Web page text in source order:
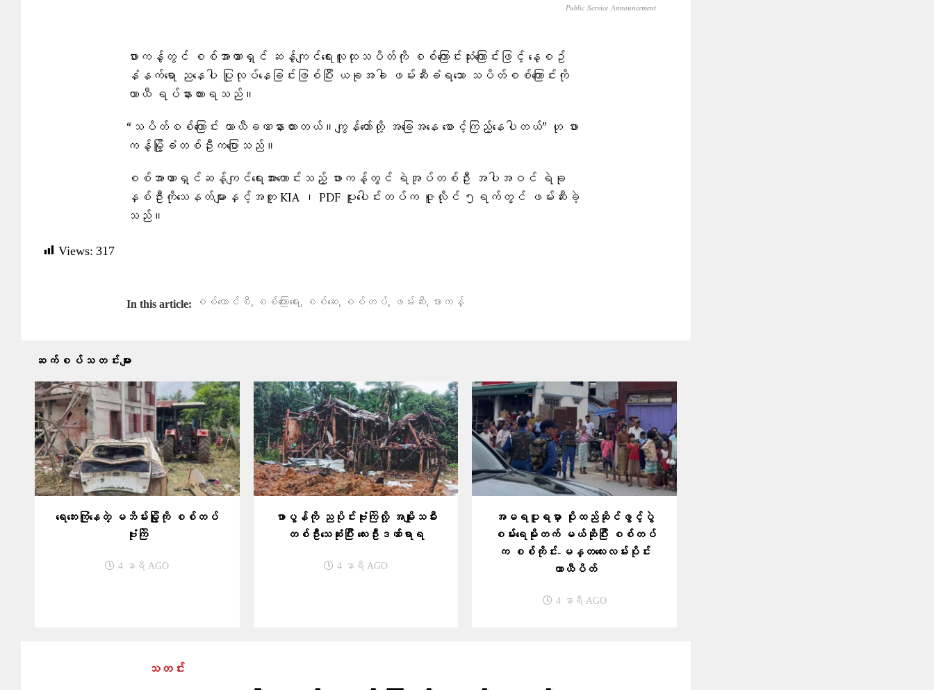
Public Service Announcement
ဖားကန့်တွင် စစ်အာဏာရှင် ဆန့်ကျင်ရေးလူထုသပိတ်ကို စစ်ကြောင်းသုံးကြောင်းဖြင့် နေ့စဥ်
နံနက်ရော ညနေပါ ပြုလုပ်နေခြင်းဖြစ်ပြီး ယခုအခါ ဖမ်းဆီးခံရသော သပိတ်စစ်ကြောင်းကို
ယာယီ ရပ်နားထားရသည်။
“သပိတ်စစ်ကြောင်း ယာယီခဏနားထားတယ်။ကျွန်တော်တို့ အခြေအနေ စောင့်ကြည့်နေပါတယ်” ဟု ဖား
ကန့်မြို့ခံတစ်ဦးကပြောသည်။
စစ်အာဏာရှင်ဆန့်ကျင်ရေးအားကောင်းသည့် ဖားကန့်တွင် ရဲအုပ်တစ်ဦး အပါအဝင် ရဲခု
နှစ်ဦးကိုသေနတ်များနှင့်အတူ KIA ၊ PDF ပူးပေါင်းတပ်က ဇူလိုင် ၅ရက်တွင် ဖမ်းဆီးခဲ့
သည်။
Views: 317
In this article: စစ်ကောင်စီ, စစ်​ကြော​ရေး, စစ်​ဆေး​, စစ်တပ်, ဖမ်းဆီး, ဖားကန့်
ဆက်စပ်သတင်းများ
ရေဘေးကြုံနေတဲ့ မဘိမ်းမြို့ကို စစ်တပ်
ဗုံးကြဲ
4 နာရီ AGO
ဖာပွန်ကို ညပိုင်းဗုံးကြဲလို့ အမျိုးသမီး
တစ်ဦးသေဆုံးပြီး လေးဦးဒဏ်ရာရ
4 နာရီ AGO
အမရပူရမှာ ပိုးထည်ဆိုင်ဖွင့်ပွဲ
စမ်းရေမိုးတက် မယ်ဆိုပြီး စစ်တပ်
က စစ်ကိုင်း-မန္တလေးလမ်းပိုင်း
ယာယီပိတ်
4 နာရီ AGO
သတင်း